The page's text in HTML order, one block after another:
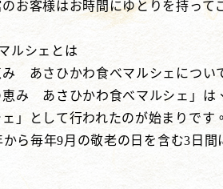
のお客様はお時間にゆとりを持って
ルシェとは
み あさひかわ食べマルシェについ
恵み あさひかわ食べマルシェ」は
」として行われたのが始まりです。
から毎年9月の敬老の日を含む3日